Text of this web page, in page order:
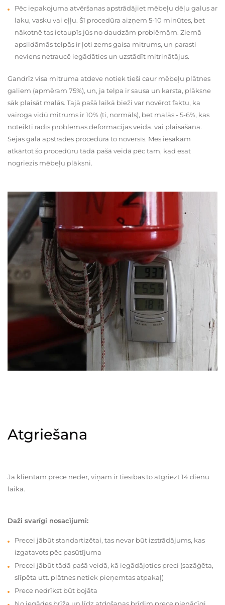
Pēc iepakojuma atvēršanas apstrādājiet mēbeļu dēļu galus ar
laku, vasku vai eļļu. Šī procedūra aizņem 5-10 minūtes, bet
nākotnē tas ietaupīs jūs no daudzām problēmām. Ziemā
apsildāmās telpās ir ļoti zems gaisa mitrums, un parasti
neviens netraucē iegādāties un uzstādīt mitrinātājus.
Gandrīz visa mitruma atdeve notiek tieši caur mēbeļu plātnes
galiem (apmēram 75%), un, ja telpa ir sausa un karsta, plāksne
sāk plaisāt malās. Tajā pašā laikā bieži var novērot faktu, ka
vairoga vidū mitrums ir 10% (ti, normāls), bet malās - 5-6%, kas
noteikti radīs problēmas deformācijas veidā. vai plaisāšana.
Sejas gala apstrādes procedūra to novērsīs. Mēs iesakām
atkārtot šo procedūru tādā pašā veidā pēc tam, kad esat
nogriezis mēbeļu plāksni.
Atgriešana
Ja klientam prece neder, viņam ir tiesības to atgriezt 14 dienu
laikā.
Daži svarīgi nosacījumi:
Precei jābūt standartizētai, tas nevar būt izstrādājums, kas
izgatavots pēc pasūtījuma
Precei jābūt tādā pašā veidā, kā iegādājoties preci (sazāģēta,
slīpēta utt. plātnes netiek pieņemtas atpakaļ)
Prece nedrīkst būt bojāta